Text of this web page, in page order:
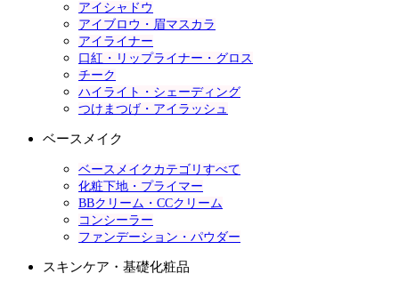
アイシャドウ
アイブロウ・眉マスカラ
アイライナー
口紅・リップライナー・グロス
チーク
ハイライト・シェーディング
つけまつげ・アイラッシュ
ベースメイク
ベースメイクカテゴリすべて
化粧下地・プライマー
BBクリーム・CCクリーム
コンシーラー
ファンデーション・パウダー
スキンケア・基礎化粧品